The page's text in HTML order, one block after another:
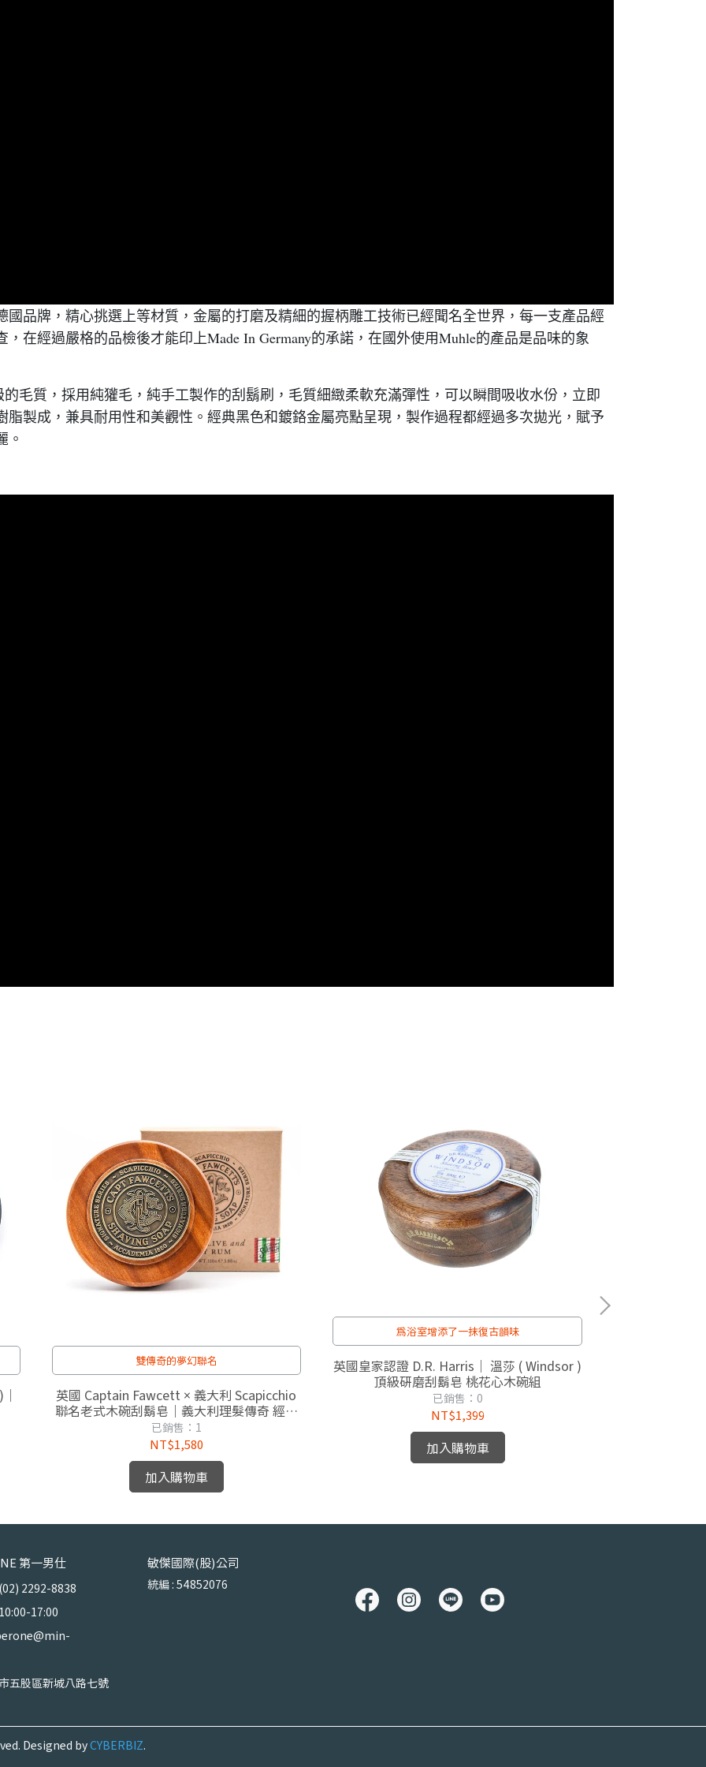
國品牌，精心挑選上等材質，金屬的打磨及精細的握柄雕工技術已經聞名全世界，每一支產品經
在經過嚴格的品檢後才能印上Made In Germany的承諾，在國外使用Muhle的產品是品味的象
毛質，採用純獾毛，純手工製作的刮鬍刷，毛質細緻柔軟充滿彈性，可以瞬間吸收水份，立即
製成，兼具耐用性和美觀性。經典黑色和鍍鉻金屬亮點呈現，製作過程都經過多次拋光，賦予
。
雙傳奇的夢幻聯名
英國 Captain Fawcett × 義大利 Scapicchio
聯名老式木碗刮鬍皂｜義大利理髮傳奇 經典
修容
已銷售：1
NT$1,580
加入購物車
為浴室增添了一抹復古韻味
英國皇家認證 D.R. Harris｜ 溫莎 ( Windsor )
頂級研磨刮鬍皂 桃花心木碗組
已銷售：0
NT$1,399
加入購物車
第一男仕
2292-8838
17:00
五股區新城八路七號
敏傑國際(股)公司
統編 : 54852076
Designed byCYBERBIZ.